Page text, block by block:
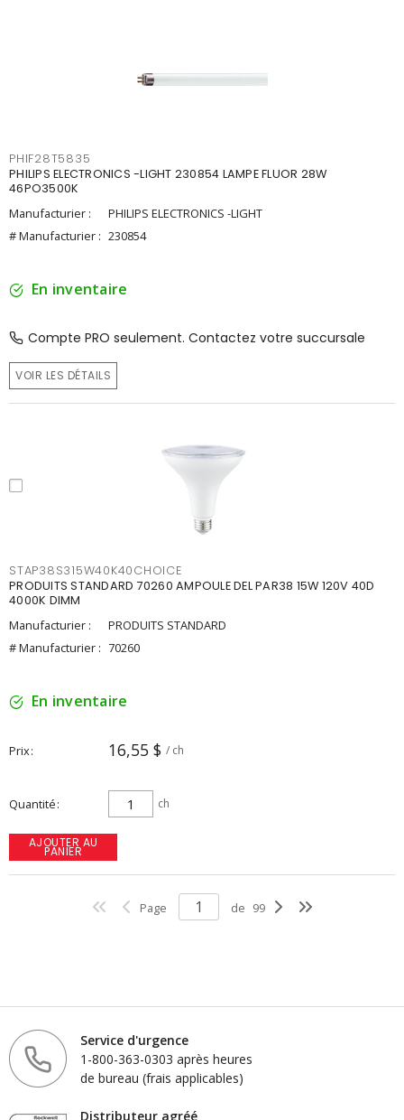
PHIF28T5835
PHILIPS ELECTRONICS -LIGHT 230854 LAMPE FLUOR 28W
46PO3500K
Manufacturier :
PHILIPS ELECTRONICS -LIGHT
# Manufacturier : 230854
En inventaire
Compte PRO seulement. Contactez votre succursale
VOIR LES DÉTAILS
STAP38S315W40K40CHOICE
PRODUITS STANDARD 70260 AMPOULE DEL PAR38 15W 120V 40D
4000K DIMM
Manufacturier :
PRODUITS STANDARD
# Manufacturier : 70260
En inventaire
Prix 16,55 $ / ch
Quantité ch
AJOUTER AU
PANIER
Page de 99
Service d'urgence
1-800-363-0303 après heures
de bureau (frais applicables)
Distributeur agréé